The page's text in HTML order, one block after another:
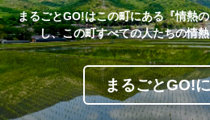
まるごとGO!はこの町にある『情熱
し、この町すべての人たちの情
まるごとGO!